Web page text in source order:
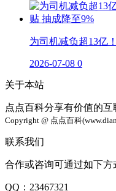
为司机减负超13亿
2026-07-08 0
关于本站
点点百科分享有价值的互
Copyright @ 点点百科
联系我们
合作或咨询可通过如下方
QQ：23467321